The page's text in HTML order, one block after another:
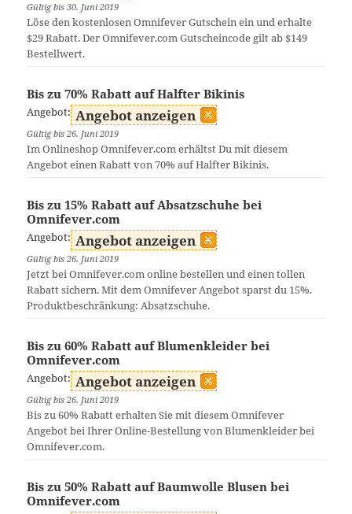
Gültig bis 30. Juni 2019
Löse den kostenlosen Omnifever Gutschein ein und erhalte
$29 Rabatt. Der Omnifever.com Gutscheincode gilt ab $149
Bestellwert.
Bis zu 70% Rabatt auf Halfter Bikinis
Angebot: Angebot anzeigen
Gültig bis 26. Juni 2019
Im Onlineshop Omnifever.com erhältst Du mit diesem
Angebot einen Rabatt von 70% auf Halfter Bikinis.
Bis zu 15% Rabatt auf Absatzschuhe bei
Omnifever.com
Angebot: Angebot anzeigen
Gültig bis 26. Juni 2019
Jetzt bei Omnifever.com online bestellen und einen tollen
Rabatt sichern. Mit dem Omnifever Angebot sparst du 15%.
Produktbeschränkung: Absatzschuhe.
Bis zu 60% Rabatt auf Blumenkleider bei
Omnifever.com
Angebot: Angebot anzeigen
Gültig bis 26. Juni 2019
Bis zu 60% Rabatt erhalten Sie mit diesem Omnifever
Angebot bei Ihrer Online-Bestellung von Blumenkleider bei
Omnifever.com.
Bis zu 50% Rabatt auf Baumwolle Blusen bei
Omnifever.com